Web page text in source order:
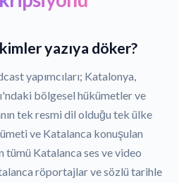
yazıya döker?
yapımcıları; Katalonya,
bölgesel hükümetler ve
tek resmi dil olduğu tek ülke
ve Katalanca konuşulan
Katalanca ses ve video
röportajlar ve sözlü tarihle